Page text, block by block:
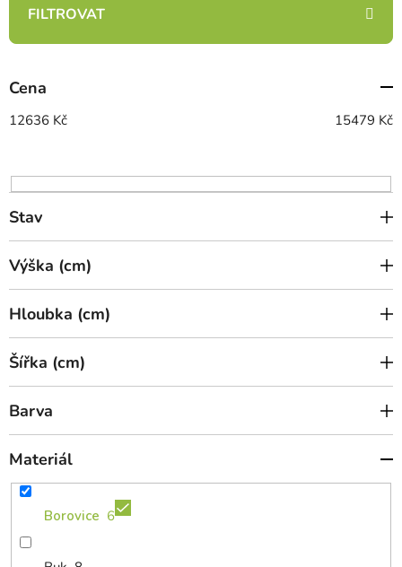
n
p
r
o
u
k
t
ů
Cena
12636 Kč 15479 Kč
Stav
Výška (cm)
Hloubka (cm)
Šířka (cm)
Barva
Materiál
Borovice 6